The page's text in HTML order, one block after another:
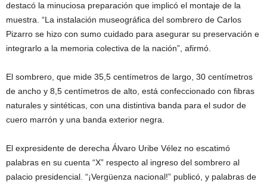
destacó la minuciosa preparación que implicó el montaje de la
muestra. “La instalación museográfica del sombrero de Carlos
Pizarro se hizo con sumo cuidado para asegurar su preservación e
integrarlo a la memoria colectiva de la nación”, afirmó.
El sombrero, que mide 35,5 centímetros de largo, 30 centímetros
de ancho y 8,5 centímetros de alto, está confeccionado con fibras
naturales y sintéticas, con una distintiva banda para el sudor de
cuero marrón y una banda exterior negra.
El expresidente de derecha Álvaro Uribe Vélez no escatimó
palabras en su cuenta “X” respecto al ingreso del sombrero al
palacio presidencial. “¡Vergüenza nacional!” publicó, y palabras de